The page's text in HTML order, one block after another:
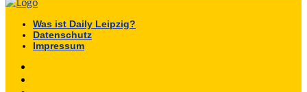
Was ist Daily Leipzig?
Datenschutz
Impressum